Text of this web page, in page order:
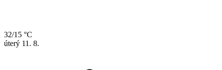
32/15 °C
úterý 11. 8.